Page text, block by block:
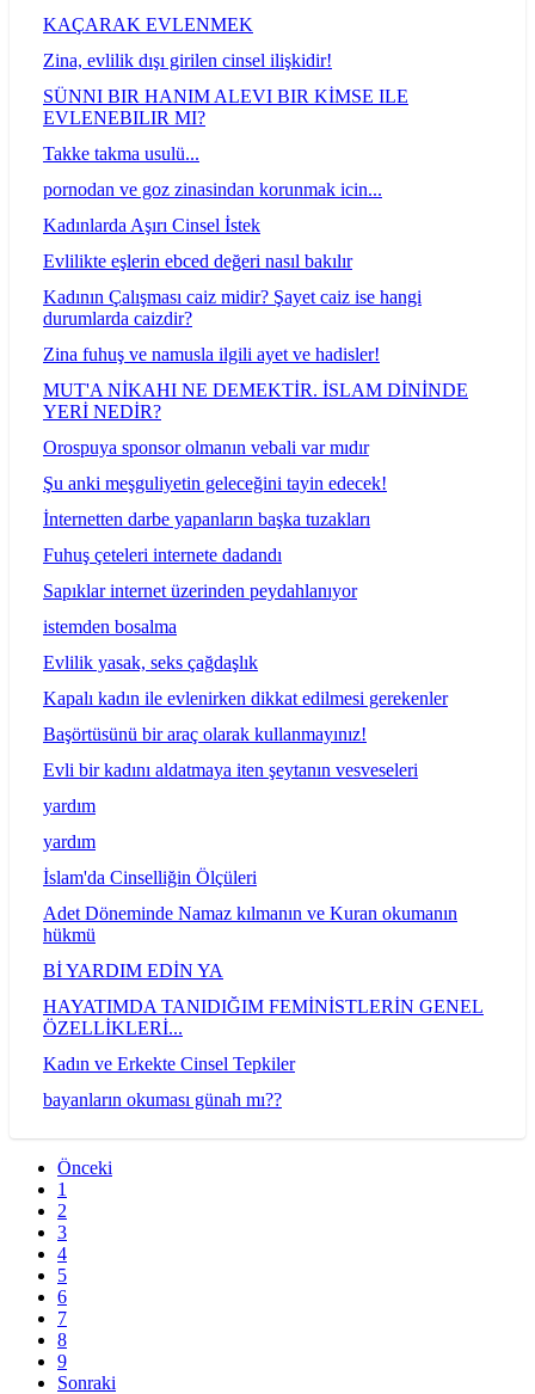
KAÇARAK EVLENMEK
Zina, evlilik dışı girilen cinsel ilişkidir!
SÜNNI BIR HANIM ALEVI BIR KİMSE ILE
EVLENEBILIR MI?
Takke takma usulü...
pornodan ve goz zinasindan korunmak icin...
Kadınlarda Aşırı Cinsel İstek
Evlilikte eşlerin ebced değeri nasıl bakılır
Kadının Çalışması caiz midir? Şayet caiz ise hangi
durumlarda caizdir?
Zina fuhuş ve namusla ilgili ayet ve hadisler!
MUT'A NİKAHI NE DEMEKTİR. İSLAM DİNİNDE
YERİ NEDİR?
Orospuya sponsor olmanın vebali var mıdır
Şu anki meşguliyetin geleceğini tayin edecek!
İnternetten darbe yapanların başka tuzakları
Fuhuş çeteleri internete dadandı
Sapıklar internet üzerinden peydahlanıyor
istemden bosalma
Evlilik yasak, seks çağdaşlık
Kapalı kadın ile evlenirken dikkat edilmesi gerekenler
Başörtüsünü bir araç olarak kullanmayınız!
Evli bir kadını aldatmaya iten şeytanın vesveseleri
yardım
yardım
İslam'da Cinselliğin Ölçüleri
Adet Döneminde Namaz kılmanın ve Kuran okumanın
hükmü
Bİ YARDIM EDİN YA
HAYATIMDA TANIDIĞIM FEMİNİSTLERİN GENEL
ÖZELLİKLERİ...
Kadın ve Erkekte Cinsel Tepkiler
bayanların okuması günah mı??
Önceki
1
2
3
4
5
6
7
8
9
Sonraki